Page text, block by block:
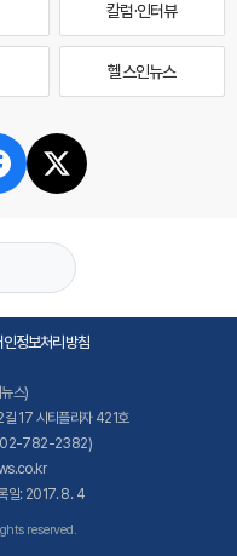
칼럼·인터뷰
헬스인뉴스
인정보처리방침
스)
길 17 시티플라자 421호
02-782-2382)
일: 2017. 8. 4
reserved.